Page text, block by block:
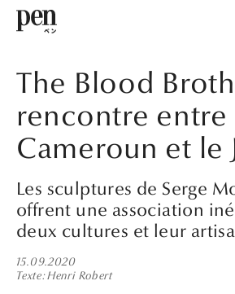
The Blood
rencontre entre
Cameroun et le
Les sculptures de Serge
offrent une association
deux cultures et leur
15.09.2020
Texte Henri Robert